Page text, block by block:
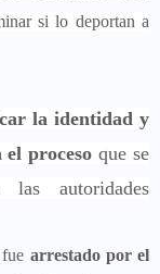
si lo deportan a
la identidad y
el procesoque se
autoridades
arrestado por el